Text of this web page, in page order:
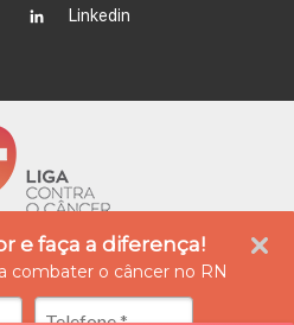
e faça a diferença!
combater o câncer no RN
Linkedin
empenhada no tratamento e prevenção do
de conhecimento, ensino e formação
possui quatro unidades integradas, nas
do Norte), oferecendo assistência médica,